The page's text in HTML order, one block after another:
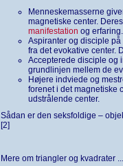
Menneskemasserne
magnetiske center.
manifestation og erfaring.
Aspiranter og disciple
fra det evokative center.
Accepterede disciple og
grundlinjen mellem de
Højere indviede og
forenet i det magnetiske
udstrålende center.
Sådan er den seksfoldige –
[2]
Mere om triangler og kvadrater